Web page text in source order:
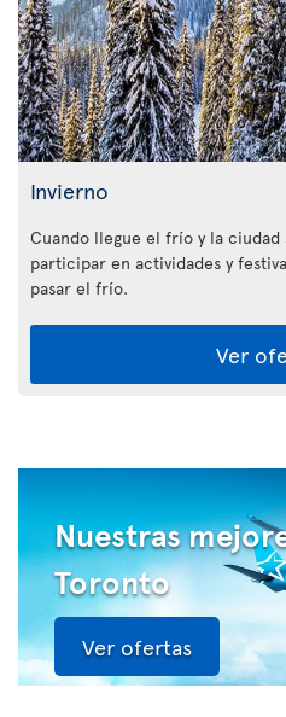
Invierno
Cuando llegue el frío y la ciudad
participar en actividades y
pasar el frío.
Ver
Nuestras
Toronto
Ver ofertas